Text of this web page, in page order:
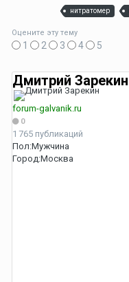
нитратомер
Оцените эту тему
1 2 3 4 5
Дмитрий Зарекин
forum-galvanik.ru
0
1 765 публикаций
Пол:Мужчина
Город:Москва